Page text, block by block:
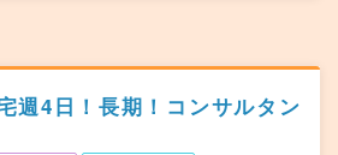
週4日！長期！コンサルタン